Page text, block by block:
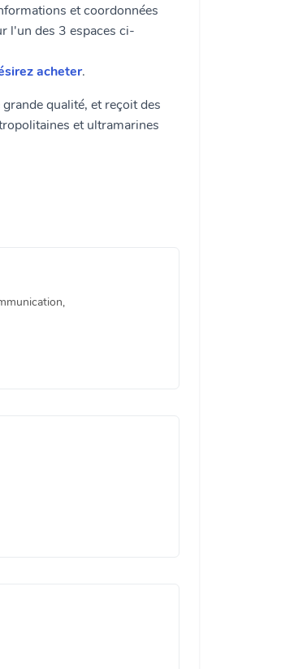
et coordonnées
l'un des 3 espaces ci-
acheter.
qualité, et reçoit des
et ultramarines